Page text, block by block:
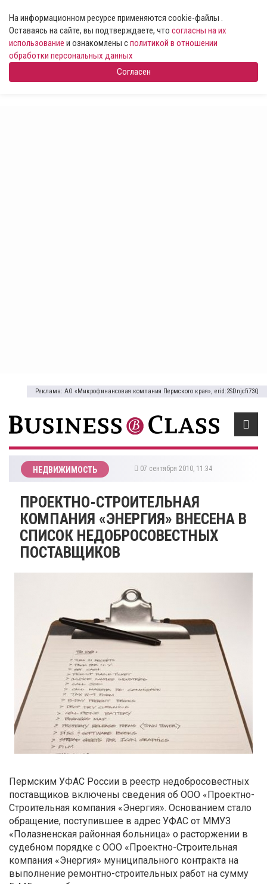
На информационном ресурсе применяются cookie-файлы .
Оставаясь на сайте, вы подтверждаете, что согласны на их
использование и ознакомлены сполитикой в отношении
обработки персональных данных
Согласен
Реклама: АО «Микрофинансовая компания Пермского края», erid:2SDnjcfi73Q
НЕДВИЖИМОСТЬ 07 сентября 2010, 11:34
ПРОЕКТНО-СТРОИТЕЛЬНАЯ
КОМПАНИЯ «ЭНЕРГИЯ» ВНЕСЕНА В
СПИСОК НЕДОБРОСОВЕСТНЫХ
ПОСТАВЩИКОВ
Пермским УФАС России в реестр недобросовестных
поставщиков включены сведения об ООО «Проектно-
Строительная компания «Энергия». Основанием стало
обращение, поступившее в адрес УФАС от ММУЗ
«Полазненская районная больница» о расторжении в
судебном порядке с ООО «Проектно-Строительная
компания «Энергия» муниципального контракта на
выполнение ремонтно-строительных работ на сумму